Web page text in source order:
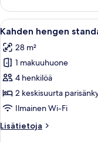
1
suuri
parisänky
Avaa
kaikki
huonetyypin
Kahden
hengen
standard-
huone
4
Kahden hengen
28 m²
1 makuuhuone
4 henkilöä
2 keskisuurta
Ilmainen Wi-Fi
Lisätietoja
Lisätietoja